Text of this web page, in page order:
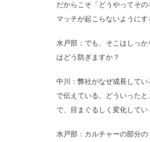
だからこそ「どうやってそ
マッチが起こらないように
水戸部：でも、そこはしっ
はどう防ぎますか？
中川：弊社がなぜ成長して
で伝えている。どういった
で、目まぐるしく変化して
水戸部：カルチャーの部分